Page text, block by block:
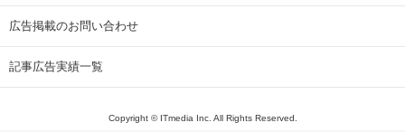
広告掲載のお問い合わせ
記事広告実績一覧
Copyright © ITmedia Inc. All Rights Reserved.